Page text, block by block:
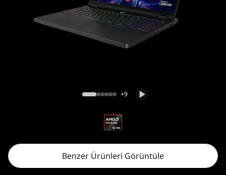
Lenovo Legion Pro 5 Gen 10 (16″ AMD)
+9
Benzer Ürünleri Görüntüle